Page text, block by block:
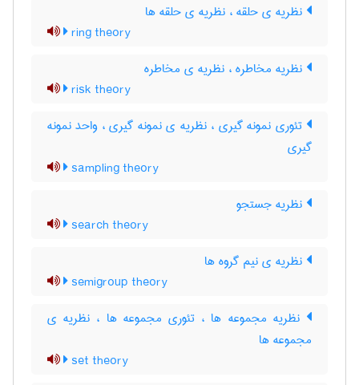
نظریه ی حلقه ، نظریه ی حلقه ها
ring theory
نظریه مخاطره ، نظریه ی مخاطره
risk theory
تئوری نمونه گیری ، نظریه ی نمونه گیری ، واحد نمونه
گیری
sampling theory
نظریه جستجو
search theory
نظریه ی نیم گروه ها
semigroup theory
نظریه مجموعه ها ، تئوری مجموعه ها ، نظریه ی
مجموعه ها
set theory